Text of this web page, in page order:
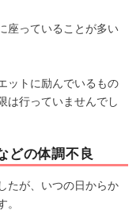
座っていることが多い
ットに励んでいるもの
は行っていませんでし
どの体調不良
たが、いつの日からか